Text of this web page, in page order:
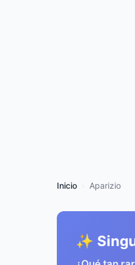
Inicio Aparizio
✨